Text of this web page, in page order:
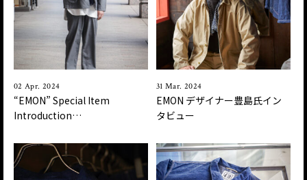
02 Apr. 2024
“EMON” Special Item
Introduction…
31 Mar. 2024
EMON デザイナー豊島氏イン
タビュー